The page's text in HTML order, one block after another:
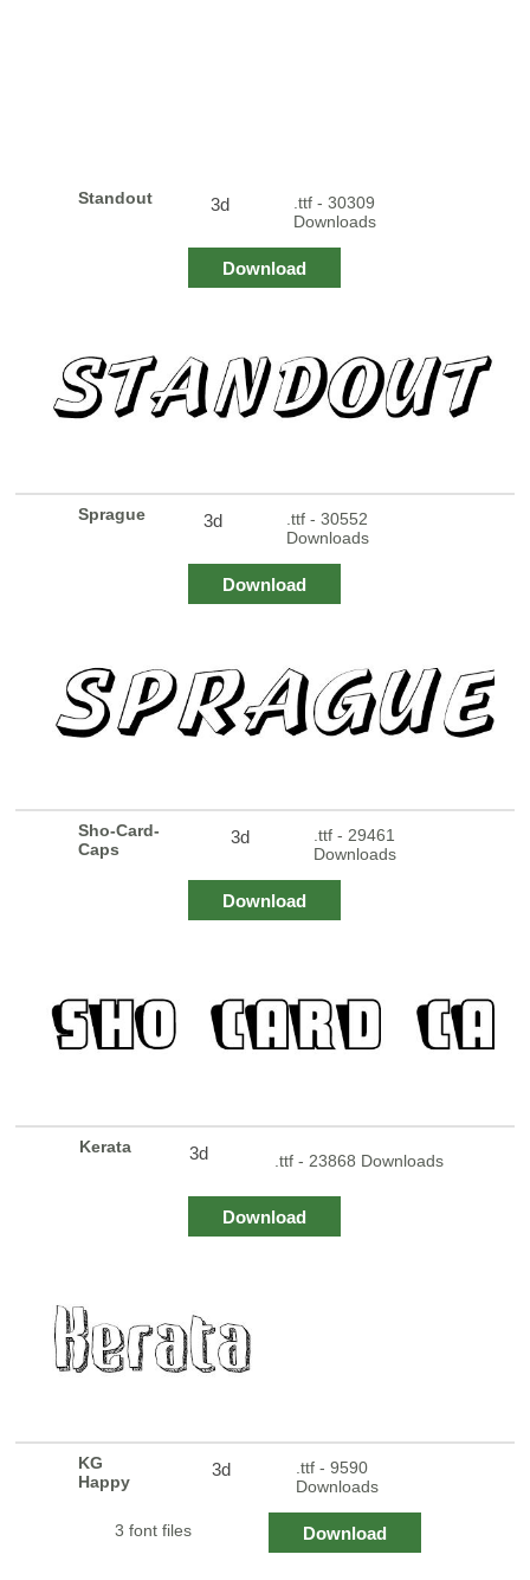
Standout 3d
.ttf - 30309
Downloads
Download
Sprague 3d
.ttf - 30552
Downloads
Download
Sho-Card-
Caps
3d
.ttf - 29461
Downloads
Download
Kerata 3d .ttf - 23868 Downloads
Download
KG
Happy
3d
.ttf - 9590
Downloads
3 font files Download